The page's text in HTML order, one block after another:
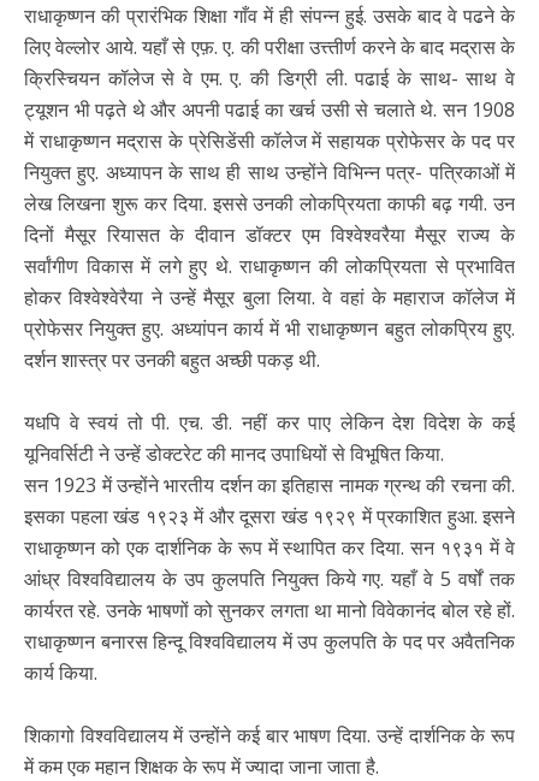
राधाकृष्णन की प्रारंभिक शिक्षा गाँव में ही संपन्न हुई. उसके बाद वे पढने के
लिए वेल्लोर आये. यहाँ से एफ़. ए. की परीक्षा उत्त्तीर्ण करने के बाद मद्रास के
क्रिस्चियन कॉलेज से वे एम. ए. की डिग्री ली. पढाई के साथ- साथ वे
ट्यूशन भी पढ़ते थे और अपनी पढाई का खर्च उसी से चलाते थे. सन 1908
में राधाकृष्णन मद्रास के प्रेसिडेंसी कॉलेज में सहायक प्रोफेसर के पद पर
नियुक्त हुए. अध्यापन के साथ ही साथ उन्होंने विभिन्न पत्र- पत्रिकाओं में
लेख लिखना शुरू कर दिया. इससे उनकी लोकप्रियता काफी बढ़ गयी. उन
दिनों मैसूर रियासत के दीवान डॉक्टर एम विश्वेश्वरैया मैसूर राज्य के
सर्वांगीण विकास में लगे हुए थे. राधाकृष्णन की लोकप्रियता से प्रभावित
होकर विश्वेश्वेरैया ने उन्हें मैसूर बुला लिया. वे वहां के महाराज कॉलेज में
प्रोफेसर नियुक्त हुए. अध्यांपन कार्य में भी राधाकृष्णन बहुत लोकप्रिय हुए.
दर्शन शास्त्र पर उनकी बहुत अच्छी पकड़ थी.
यधपि वे स्वयं तो पी. एच. डी. नहीं कर पाए लेकिन देश विदेश के कई
यूनिवर्सिटी ने उन्हें डोक्टरेट की मानद उपाधियों से विभूषित किया.
सन 1923 में उन्होंने भारतीय दर्शन का इतिहास नामक ग्रन्थ की रचना की.
इसका पहला खंड १९२३ में और दूसरा खंड १९२९ में प्रकाशित हुआ. इसने
राधाकृष्णन को एक दार्शनिक के रूप में स्थापित कर दिया. सन १९३१ में वे
आंध्र विश्वविद्यालय के उप कुलपति नियुक्त किये गए. यहाँ वे 5 वर्षों तक
कार्यरत रहे. उनके भाषणों को सुनकर लगता था मानो विवेकानंद बोल रहे हों.
राधाकृष्णन बनारस हिन्दू विश्वविद्यालय में उप कुलपति के पद पर अवैतनिक
कार्य किया.
शिकागो विश्वविद्यालय में उन्होंने कई बार भाषण दिया. उन्हें दार्शनिक के रूप
में कम एक महान शिक्षक के रूप में ज्यादा जाना जाता है.